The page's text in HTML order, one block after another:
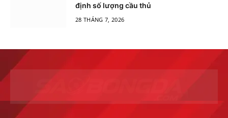
định số lượng cầu thủ
28 THÁNG 7, 2026